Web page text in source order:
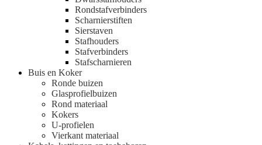
Rondstafverbinders
Scharnierstiften
Sierstaven
Stafhouders
Stafverbinders
Stafscharnieren
Buis en Koker
Ronde buizen
Glasprofielbuizen
Rond materiaal
Kokers
U-profielen
Vierkant materiaal